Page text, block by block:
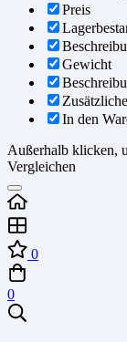
Preis
Gewicht
In den
Außerhalb klicken,
Vergleichen
0
0